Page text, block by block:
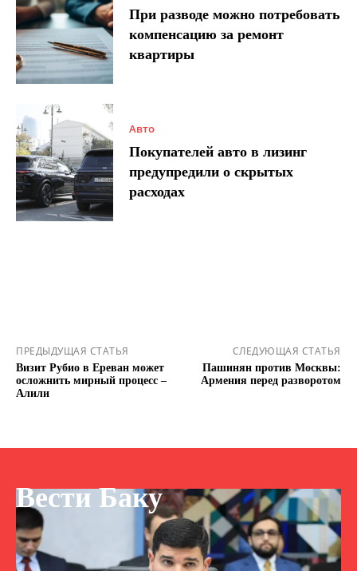
При разводе можно потребовать
компенсацию за ремонт
квартиры
Авто
Покупателей авто в лизинг
предупредили о скрытых
расходах
ПРЕДЫДУЩАЯ СТАТЬЯ
Визит Рубио в Ереван может
осложнить мирный процесс –
Алили
СЛЕДУЮЩАЯ СТАТЬЯ
Пашинян против Москвы:
Армения перед разворотом
Вести Баку